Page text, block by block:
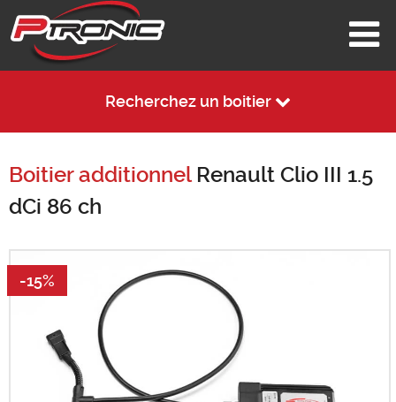
Recherchez un boitier
Boitier additionnelRenault Clio III 1.5
dCi 86 ch
-15%